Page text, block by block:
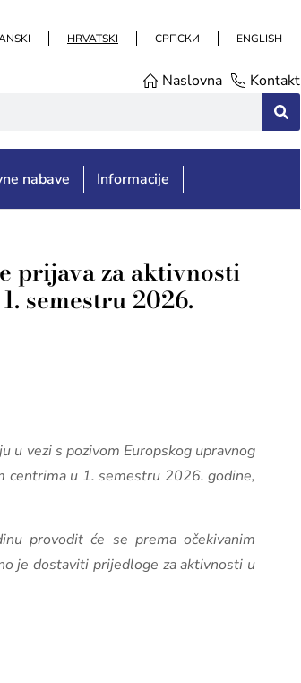
HRVATSKI СРПСКИ ENGLISH
Naslovna Kontakt
nabave Informacije
prijava za aktivnosti
semestru 2026.
vezi s pozivom Europskog upravnog
centrima u 1. semestru 2026. godine,
provodit će se prema očekivanim
je dostaviti prijedloge za aktivnosti u